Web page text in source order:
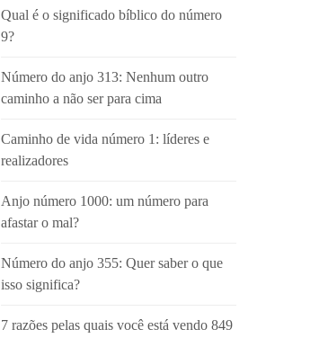
Qual é o significado bíblico do número
9?
Número do anjo 313: Nenhum outro
caminho a não ser para cima
Caminho de vida número 1: líderes e
realizadores
Anjo número 1000: um número para
afastar o mal?
Número do anjo 355: Quer saber o que
isso significa?
7 razões pelas quais você está vendo 849